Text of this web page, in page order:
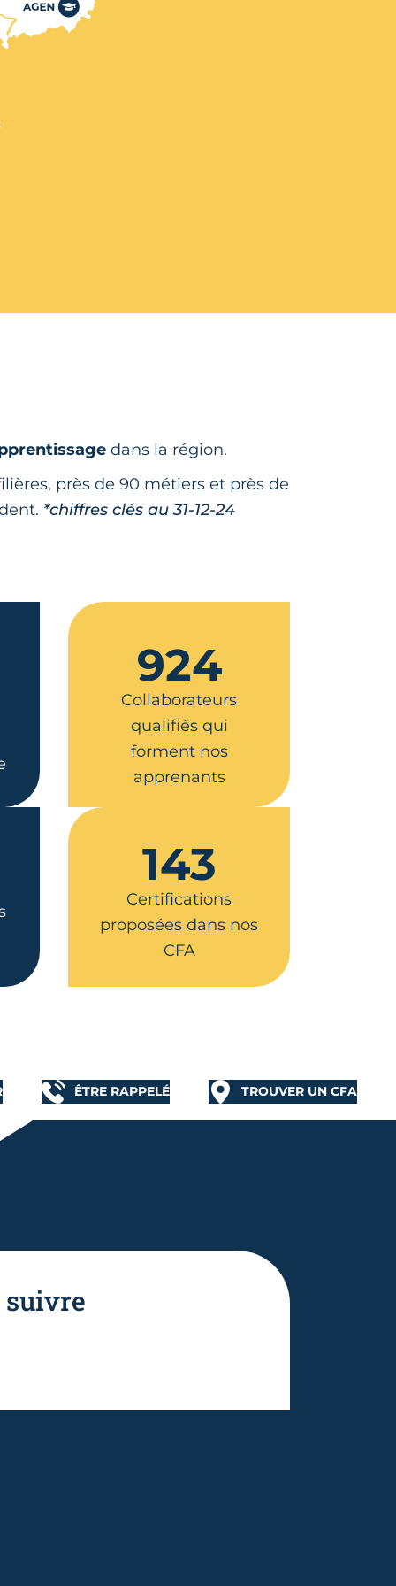
dans la région.
près de 90 métiers et près de
*chiffres clés au 31-12-24
924
Collaborateurs
qualifiés qui
forment nos
apprenants
143
Certifications
proposées dans nos
CFA
ÊTRE RAPPELÉ TROUVER UN CFA
suivre